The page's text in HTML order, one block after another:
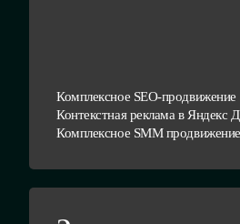
Комплексное SEO-продвижение
Контекстная реклама в Яндекс
Комплексное SMM продвижение